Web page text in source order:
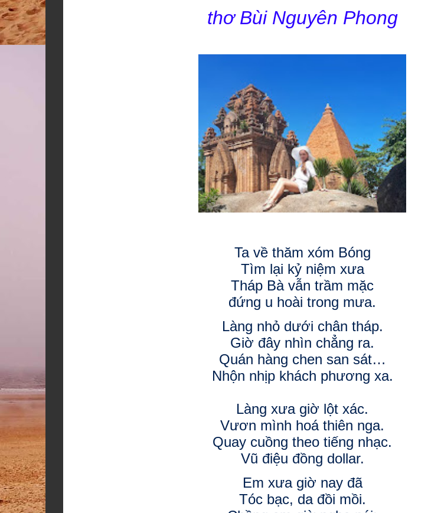
thơ Bùi Nguyên Phong
Ta về thăm xóm Bóng
Tìm lại kỷ niệm xưa
Tháp Bà vẫn trầm mặc
đứng u hoài trong mưa.
Làng nhỏ dưới chân tháp.
Giờ đây nhìn chẳng ra.
Quán hàng chen san sát…
Nhộn nhịp khách phương xa.
Làng xưa giờ lột xác.
Vươn mình hoá thiên nga.
Quay cuồng theo tiếng nhạc.
Vũ điệu đồng dollar.
Em xưa giờ nay đã
Tóc bạc, da đồi mồi.